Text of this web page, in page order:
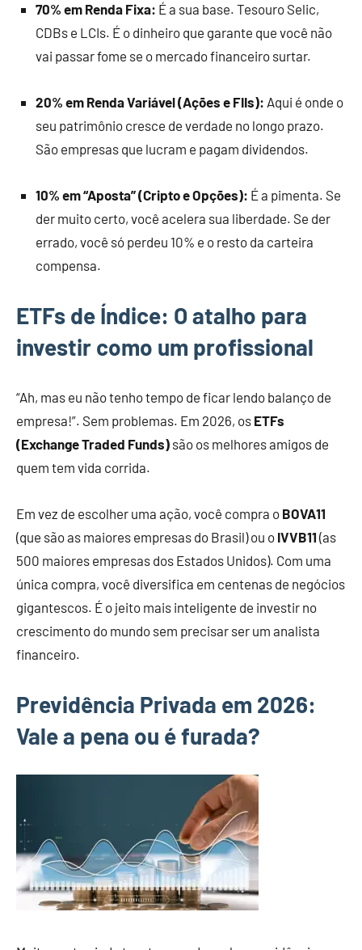
70% em Renda Fixa: É a sua base. Tesouro Selic,
CDBs e LCIs. É o dinheiro que garante que você não
vai passar fome se o mercado financeiro surtar.
20% em Renda Variável (Ações e FIIs): Aqui é onde o
seu patrimônio cresce de verdade no longo prazo.
São empresas que lucram e pagam dividendos.
10% em “Aposta” (Cripto e Opções): É a pimenta. Se
der muito certo, você acelera sua liberdade. Se der
errado, você só perdeu 10% e o resto da carteira
compensa.
ETFs de Índice: O atalho para
investir como um profissional
“Ah, mas eu não tenho tempo de ficar lendo balanço de
empresa!”. Sem problemas. Em 2026, os ETFs
(Exchange Traded Funds) são os melhores amigos de
quem tem vida corrida.
Em vez de escolher uma ação, você compra o BOVA11
(que são as maiores empresas do Brasil) ou o IVVB11 (as
500 maiores empresas dos Estados Unidos). Com uma
única compra, você diversifica em centenas de negócios
gigantescos. É o jeito mais inteligente de investir no
crescimento do mundo sem precisar ser um analista
financeiro.
Previdência Privada em 2026:
Vale a pena ou é furada?